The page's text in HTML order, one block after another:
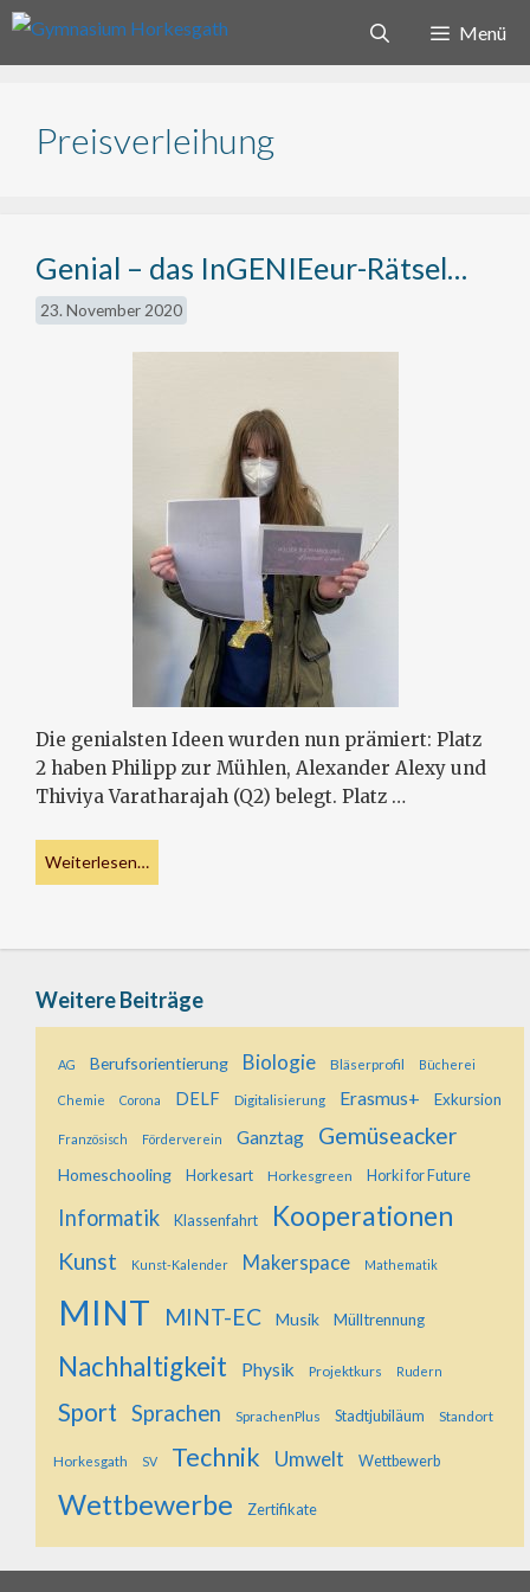
Zum
Menü
Preisverleihung
Genial – das InGENIEeur-Rätsel…
23. November 2020
Die genialsten Ideen wurden nun prämiert: Platz
2 haben Philipp zur Mühlen, Alexander Alexy und
Thiviya Varatharajah (Q2) belegt. Platz …
Weiterlesen…
Weitere Beiträge
AG Berufsorientierung Biologie Bläserprofil Bücherei
Chemie Corona DELF Digitalisierung Erasmus+ Exkursion
Französisch Förderverein Ganztag Gemüseacker
Homeschooling Horkesart Horkesgreen Horki for Future
Informatik Klassenfahrt Kooperationen
Kunst Kunst-Kalender Makerspace Mathematik
MINT MINT-EC Musik Mülltrennung
Nachhaltigkeit Physik Projektkurs Rudern
Sport Sprachen SprachenPlus Stadtjubiläum Standort
Horkesgath SV Technik Umwelt Wettbewerb
Wettbewerbe Zertifikate